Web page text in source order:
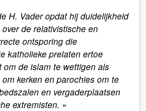
H. Vader opdat hij duidelijkheid
de relativistische en
ontsporing die
katholieke prelaten ertoe
om de islam te wettigen als
kerken en parochies om te
en vergaderplaatsen
extremisten. »